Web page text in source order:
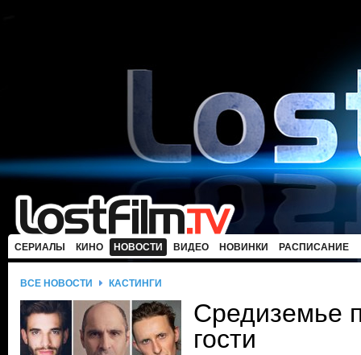
СЕРИАЛЫ КИНО НОВОСТИ ВИДЕО НОВИНКИ РАСПИСАНИЕ
ВСЕ НОВОСТИ КАСТИНГИ
Средиземье
гости